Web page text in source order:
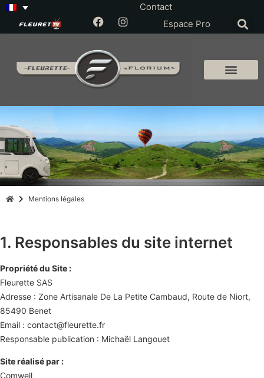
Contact
Espace Pro
Mentions légales
1. Responsables du site internet
Propriété du Site :
Fleurette SAS
Adresse : Zone Artisanale De La Petite Cambaud, Route de Niort,
85490 Benet
Email : contact@fleurette.fr
Responsable publication : Michaël Langouet
Site réalisé par :
Comwell